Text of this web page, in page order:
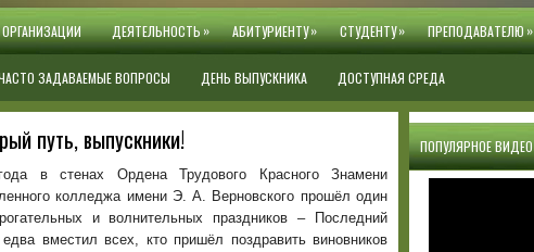
ДЕЯТЕЛЬНОСТЬ» АБИТУРИЕНТУ» СТУДЕНТУ» ПРЕПОДАВАТЕЛЮ»
ЗАДАВАЕМЫЕ ВОПРОСЫ ДЕНЬ ВЫПУСКНИКА ДОСТУПНАЯ СРЕДА
путь, выпускники!
в стенах Ордена Трудового Красного Знамени
колледжа имени Э. А. Верновского прошёл один
и волнительных праздников – Последний
вместил всех, кто пришёл поздравить виновников
ПОПУЛЯРНОЕ ВИДЕО